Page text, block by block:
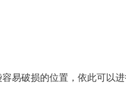
易破损的位置，依此可以进